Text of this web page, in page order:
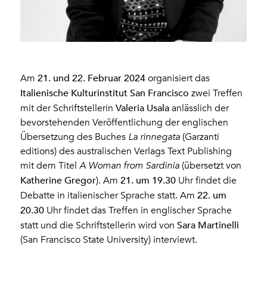
Am21. und 22. Februar 2024 organisiert das
Italienische Kulturinstitut San Francisco zwei Treffen
mit der SchriftstellerinValeria Usala anlässlich der
bevorstehenden Veröffentlichung der englischen
Übersetzung des Buches La rinnegata (Garzanti
editions) des australischen Verlags Text Publishing
mit dem TitelA Woman from Sardinia (übersetzt von
Katherine Gregor). Am21. um 19.30 Uhr findet die
Debatte in italienischer Sprache statt. Am22. um
20.30 Uhr findet das Treffen in englischer Sprache
statt und die Schriftstellerin wird vonSara Martinelli
(San Francisco State University) interviewt.